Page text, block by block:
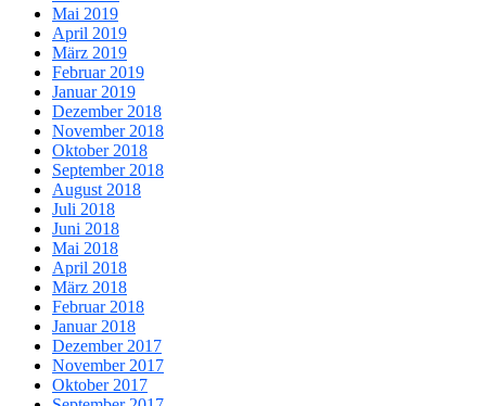
Mai 2019
April 2019
März 2019
Februar 2019
Januar 2019
Dezember 2018
November 2018
Oktober 2018
September 2018
August 2018
Juli 2018
Juni 2018
Mai 2018
April 2018
März 2018
Februar 2018
Januar 2018
Dezember 2017
November 2017
Oktober 2017